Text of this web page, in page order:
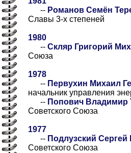
-- Романов Семён
Славы 3-х степеней
1980
-- Скляр Григорий
Союза
1978
-- Первухин Михаил
начальник управления
-- Попович Владимир
Советского Союза
1977
-- Подлузский Сергей
Советского Союза